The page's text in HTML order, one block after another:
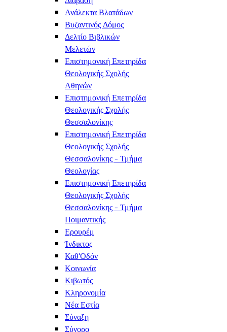
Ανάλεκτα Βλατάδων
Βυζαντινός Δόμος
Δελτίο Βιβλικών
Μελετών
Επιστημονική Επετηρίδα
Θεολογικής Σχολής
Αθηνών
Επιστημονική Επετηρίδα
Θεολογικής Σχολής
Θεσσαλονίκης
Επιστημονική Επετηρίδα
Θεολογικής Σχολής
Θεσσαλονίκης - Τμήμα
Θεολογίας
Επιστημονική Επετηρίδα
Θεολογικής Σχολής
Θεσσαλονίκης - Τμήμα
Ποιμαντικής
Ερουρέμ
Ίνδικτος
Καθ'Οδόν
Κοινωνία
Κιβωτός
Κληρονομία
Νέα Εστία
Σύναξη
Σύνορο